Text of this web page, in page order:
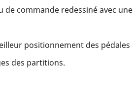
de commande redessiné avec une
positionnement des pédales
des partitions.